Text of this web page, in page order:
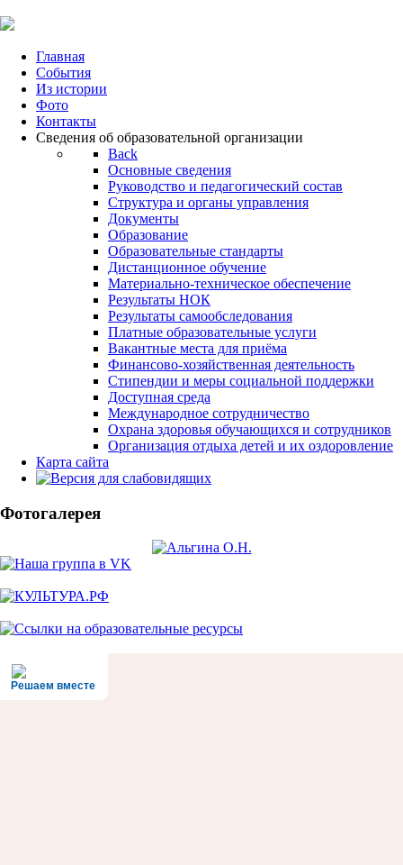
Главная
События
Из истории
Фото
Контакты
Сведения об образовательной организации
Back
Основные сведения
Руководство и педагогический состав
Структура и органы управления
Документы
Образование
Образовательные стандарты
Дистанционное обучение
Материально-техническое обеспечение
Результаты НОК
Результаты самообследования
Платные образовательные услуги
Вакантные места для приёма
Финансово-хозяйственная деятельность
Стипендии и меры социальной поддержки
Доступная среда
Международное сотрудничество
Охрана здоровья обучающихся и сотрудников
Организация отдыха детей и их оздоровление
Карта сайта
Фотогалерея
Решаем вместе